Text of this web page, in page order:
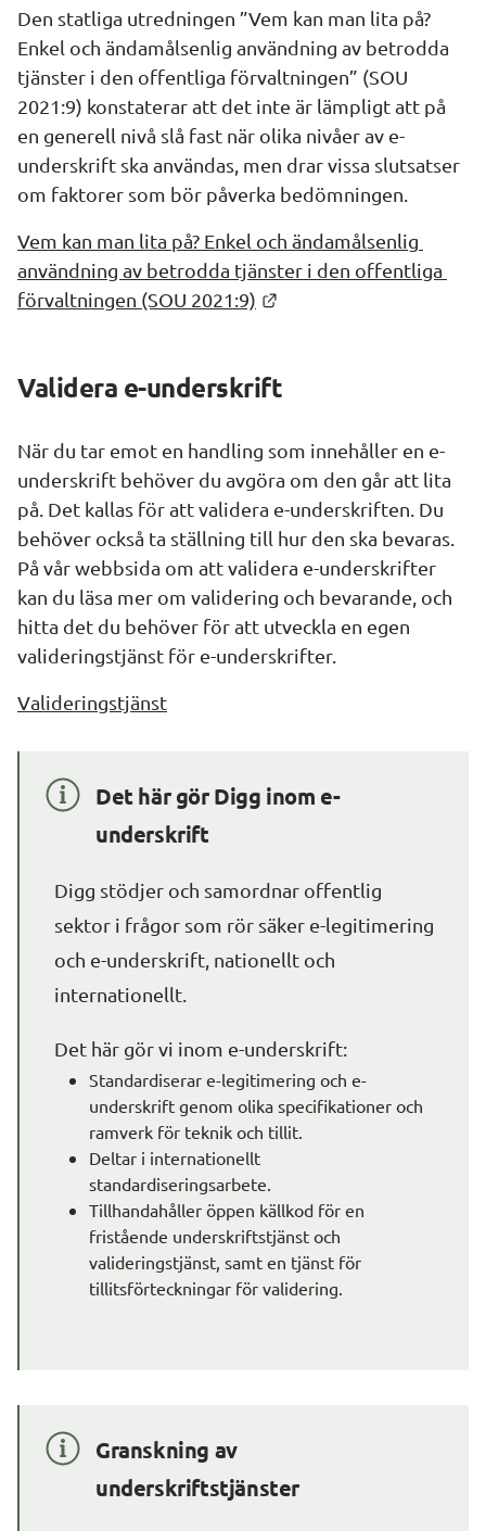
Den statliga utredningen ”Vem kan man lita på?
Enkel och ändamålsenlig användning av betrodda
tjänster i den offentliga förvaltningen” (SOU
2021:9) konstaterar att det inte är lämpligt att på
en generell nivå slå fast när olika nivåer av e-
underskrift ska användas, men drar vissa slutsatser
om faktorer som bör påverka bedömningen.
Vem kan man lita på? Enkel och ändamålsenlig
användning av betrodda tjänster i den offentliga
förvaltningen (SOU 2021:9)
Validera e-underskrift
När du tar emot en handling som innehåller en e-
underskrift behöver du avgöra om den går att lita
på. Det kallas för att validera e-underskriften. Du
behöver också ta ställning till hur den ska bevaras.
På vår webbsida om att validera e-underskrifter
kan du läsa mer om validering och bevarande, och
hitta det du behöver för att utveckla en egen
valideringstjänst för e-underskrifter.
Valideringstjänst
Det här gör Digg inom e-
underskrift
Digg stödjer och samordnar offentlig
sektor i frågor som rör säker e-legitimering
och e-underskrift, nationellt och
internationellt.
Det här gör vi inom e-underskrift:
Standardiserar e-legitimering och e-
underskrift genom olika specifikationer och
ramverk för teknik och tillit.
Deltar i internationellt
standardiseringsarbete.
Tillhandahåller öppen källkod för en
fristående underskriftstjänst och
valideringstjänst, samt en tjänst för
tillitsförteckningar för validering.
Granskning av
underskriftstjänster